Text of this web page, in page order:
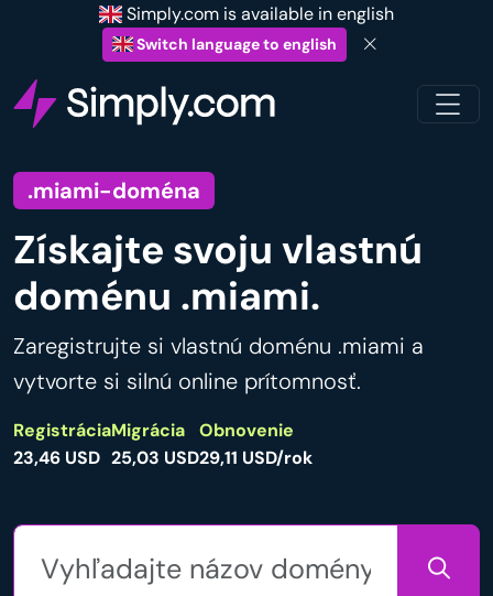
Simply.com is available in english
Switch language to english
.miami-doména
Získajte svoju vlastnú
doménu .miami.
Zaregistrujte si vlastnú doménu .miami a
vytvorte si silnú online prítomnosť.
Registrácia
23,46 USD
Migrácia
25,03 USD
Obnovenie
29,11 USD/rok